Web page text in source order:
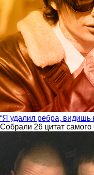
“Я удалил ребра, видишь
Собрали 26 цитат